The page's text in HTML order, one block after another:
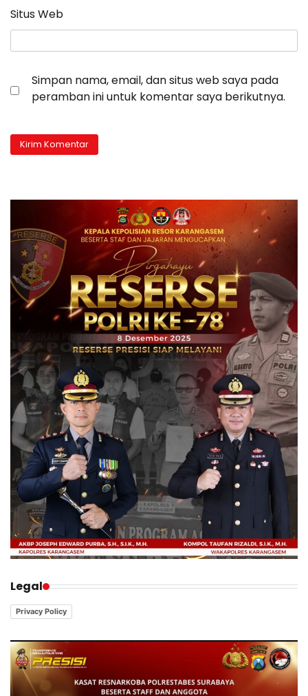
Situs Web
Simpan nama, email, dan situs web saya pada
peramban ini untuk komentar saya berikutnya.
Legal
Privacy Policy